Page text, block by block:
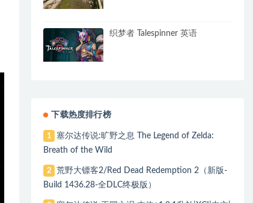
织梦者 Talespinner 英语
下载热度排行榜
1
塞尔达传说:旷野之息 The Legend of Zelda:
Breath of the Wild
2
荒野大镖客2/Red Dead Redemption 2（新版-
Build 1436.28-全DLC终极版）